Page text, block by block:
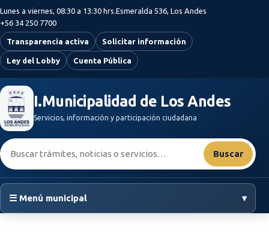
Saltar al contenido principal
Lunes a viernes, 08:30 a 13:30 hrs.Esmeralda 536, Los Andes
+56 34 250 7700
Transparencia activa Solicitar información
Ley del Lobby Cuenta Pública
I.Municipalidad de Los Andes
Servicios, información y participación ciudadana
Buscar:
Buscar
☰ Menú municipal ▾